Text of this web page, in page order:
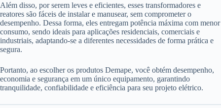
Além disso, por serem leves e eficientes, esses transformadores e
reatores são fáceis de instalar e manusear, sem comprometer o
desempenho. Dessa forma, eles entregam potência máxima com menor
consumo, sendo ideais para aplicações residenciais, comerciais e
industriais, adaptando-se a diferentes necessidades de forma prática e
segura.
Portanto, ao escolher os produtos Demape, você obtém desempenho,
economia e segurança em um único equipamento, garantindo
tranquilidade, confiabilidade e eficiência para seu projeto elétrico.